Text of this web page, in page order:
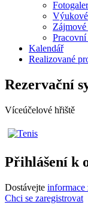
Kalendář
Realizované
Rezervační
Víceúčelové hřiště
Přihlášení k
Dostávejte informace
Chci se zaregistrovat